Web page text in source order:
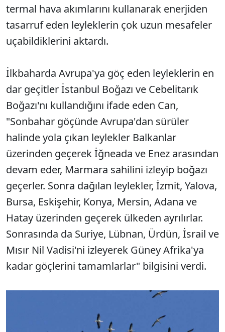
termal hava akımlarını kullanarak enerjiden
tasarruf eden leyleklerin çok uzun mesafeler
uçabildiklerini aktardı.
İlkbaharda Avrupa'ya göç eden leyleklerin en
dar geçitler İstanbul Boğazı ve Cebelitarık
Boğazı'nı kullandığını ifade eden Can,
"Sonbahar göçünde Avrupa'dan sürüler
halinde yola çıkan leylekler Balkanlar
üzerinden geçerek İğneada ve Enez arasından
devam eder, Marmara sahilini izleyip boğazı
geçerler. Sonra dağılan leylekler, İzmit, Yalova,
Bursa, Eskişehir, Konya, Mersin, Adana ve
Hatay üzerinden geçerek ülkeden ayrılırlar.
Sonrasında da Suriye, Lübnan, Ürdün, İsrail ve
Mısır Nil Vadisi'ni izleyerek Güney Afrika'ya
kadar göçlerini tamamlarlar" bilgisini verdi.